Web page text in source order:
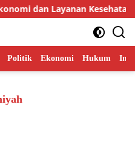
dan Layanan Kesehatan
Politik Ekonomi Hukum